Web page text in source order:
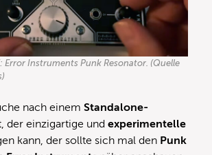
Error Instruments Punk Resonator. (Quelle
nach einem Standalone-
der einzigartige und experimentelle
kann, der sollte sich mal den Punk